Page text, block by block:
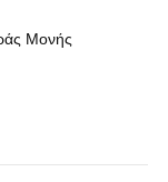
Μονής